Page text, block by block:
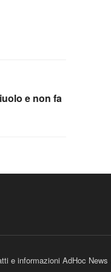
e non fa
e informazioni AdHoc News